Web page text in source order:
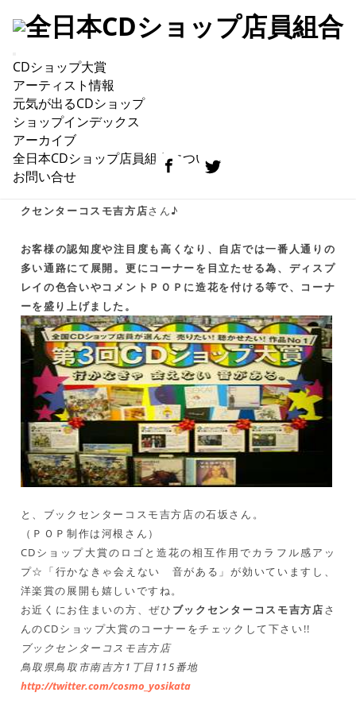
CDショップ大賞
アーティスト情報
元気が出るCDショップ
ショップインデックス
アーカイブ
全日本CDショップ店員組合について
お問い合せ
POP大賞エントリー001【ブックセンターコスモ
POP大賞2011、さっそくご応募いただきました!!
クセンターコスモ吉方店さん♪
お客様の認知度や注目度も高くなり、自店では一番人通りの
多い通路にて展開。更にコーナーを目立たせる為、ディスプ
レイの色合いやコメントＰＯＰに造花を付ける等で、コーナ
ーを盛り上げました。
と、ブックセンターコスモ吉方店の石坂さん。
（ＰＯＰ制作は河根さん）
CDショップ大賞のロゴと造花の相互作用でカラフル感アッ
プ☆「行かなきゃ会えない 音がある」が効いていますし、
洋楽賞の展開も嬉しいですね。
お近くにお住まいの方、ぜひ ブックセンターコスモ吉方店さ
んのCDショップ大賞のコーナーをチェックして下さい!!
ブックセンターコスモ吉方店
鳥取県鳥取市南吉方1丁目115番地
http://twitter.com/cosmo_yosikata